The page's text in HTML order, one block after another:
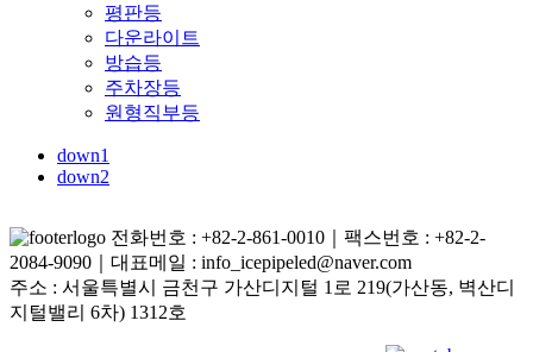
평판등
다운라이트
방습등
주차장등
원형직부등
down1
down2
전화번호 : +82-2-861-0010｜팩스번호 : +82-2-
2084-9090｜대표메일 : info_icepipeled@naver.com
주소 : 서울특별시 금천구 가산디지털 1로 219(가산동, 벽산디
지털밸리 6차) 1312호